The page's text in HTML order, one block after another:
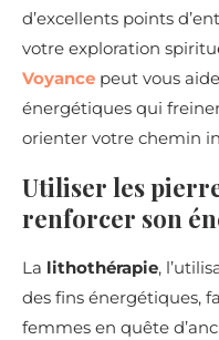
d’excellents points
votre exploration
Voyance peut vous
énergétiques qui
orienter votre chemin
Utiliser les
renforcer son
La lithothérapie,
des fins énergétiques,
femmes en quête